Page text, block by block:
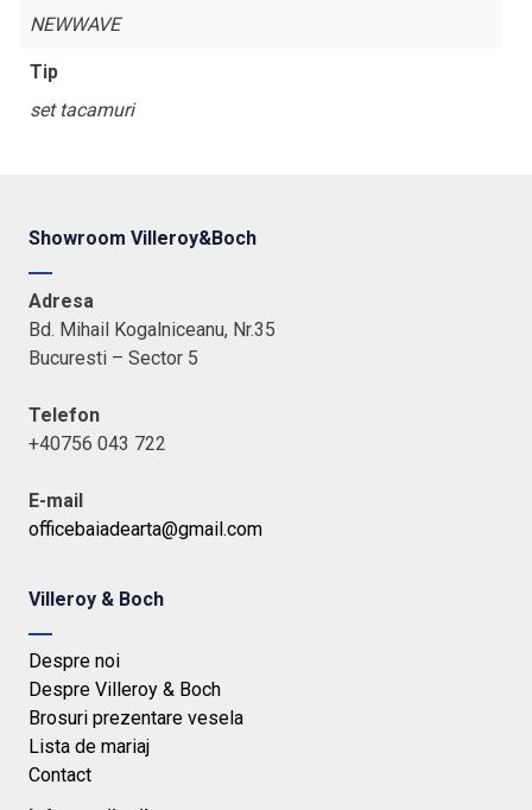
NEWWAVE
Tip
set tacamuri
Showroom Villeroy&Boch
Adresa
Bd. Mihail Kogalniceanu, Nr.35
Bucuresti – Sector 5
Telefon
+40756 043 722
E-mail
officebaiadearta@gmail.com
Villeroy & Boch
Despre noi
Despre Villeroy & Boch
Brosuri prezentare vesela
Lista de mariaj
Contact